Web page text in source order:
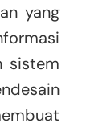
yang
sistem